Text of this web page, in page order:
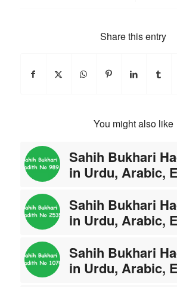
Share this entry
You might also like
Sahih Bukhari
in Urdu, Arabic,
Sahih Bukhari
in Urdu, Arabic,
Sahih Bukhari
in Urdu, Arabic,